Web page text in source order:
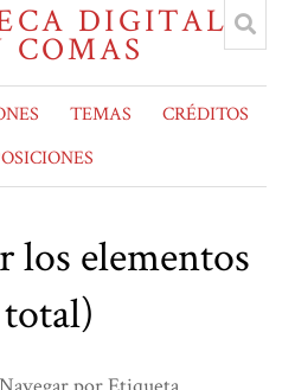
TEMAS
CRÉDITOS
los elementos
total)